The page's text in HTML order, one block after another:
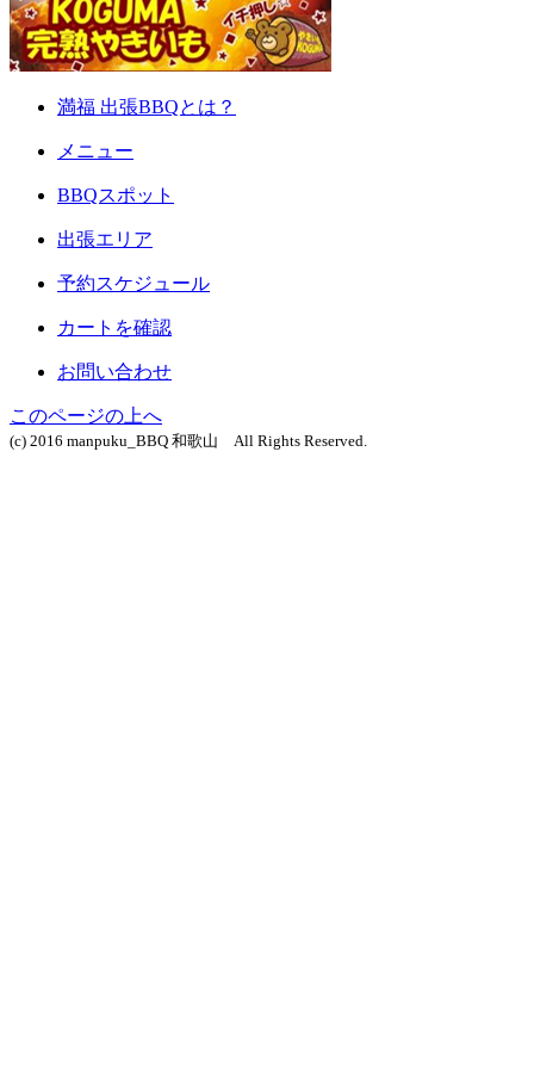
満福 出張BBQとは？
メニュー
BBQスポット
出張エリア
予約スケジュール
カートを確認
お問い合わせ
このページの上へ
(c) 2016 manpuku_BBQ 和歌山 All Rights Reserved.